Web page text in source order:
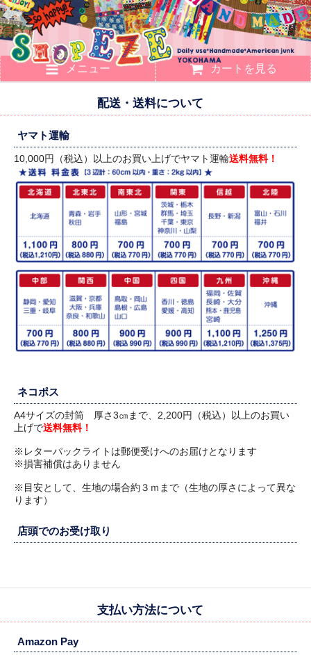
メニュー カートを見る
配送・送料について
ヤマト運輸
10,000円（税込）以上のお買い上げでヤマト運輸送料無料！
ネコポス
A4サイズの封筒 厚さ3㎝まで、2,200円（税込）以上のお買い
上げで送料無料！
※レターパックライトは郵便受けへのお届けとなります
※損害補償はありません
※目安として、生地の場合約３ｍまで（生地の厚さによって異な
ります）
店頭でのお受け取り
支払い方法について
Amazon Pay